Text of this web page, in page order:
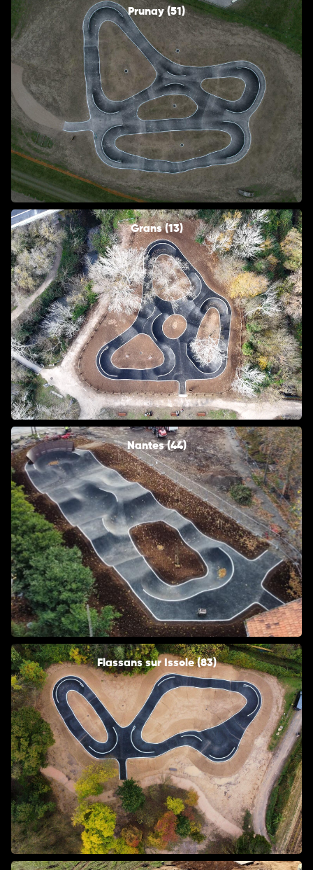
Prunay (51)
Grans (13)
Nantes (44)
Flassans sur Issole (83)